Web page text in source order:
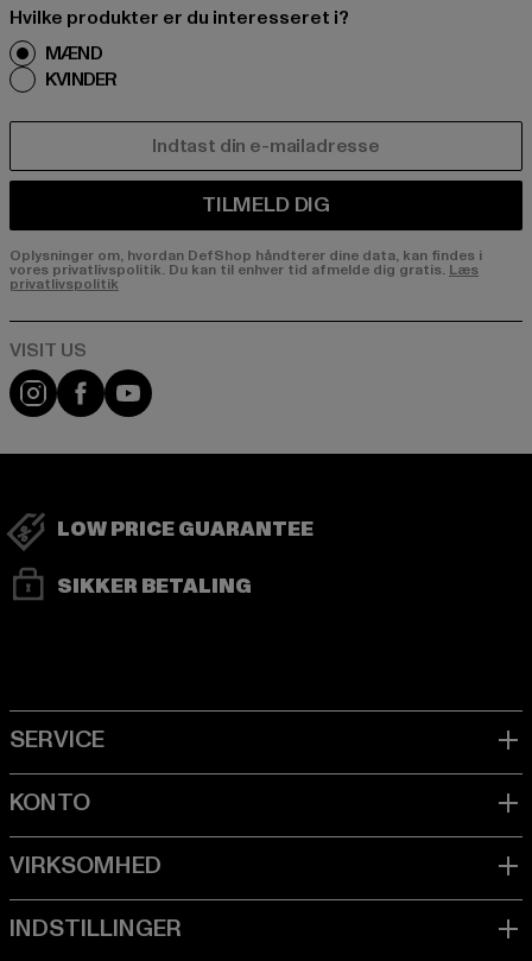
Hvilke produkter er du interesseret i?
MÆND
KVINDER
TILMELD DIG
Oplysninger om, hvordan DefShop håndterer dine data, kan findes i
vores privatlivspolitik. Du kan til enhver tid afmelde dig gratis.Læs
privatlivspolitik
Visit our Instagram page:
Visit our Facebook page:
Visit our YouTube channel:
LOW PRICE GUARANTEE
SIKKER BETALING